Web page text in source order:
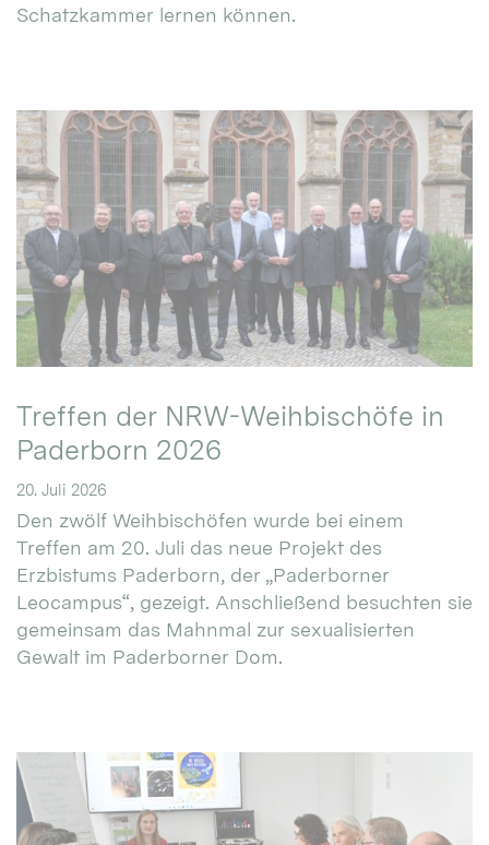
Schatzkammer lernen können.
Treffen der NRW-Weihbischöfe in
Paderborn 2026
20. Juli 2026
Den zwölf Weihbischöfen wurde bei einem
Treffen am 20. Juli das neue Projekt des
Erzbistums Paderborn, der „Paderborner
Leocampus“, gezeigt. Anschließend besuchten sie
gemeinsam das Mahnmal zur sexualisierten
Gewalt im Paderborner Dom.